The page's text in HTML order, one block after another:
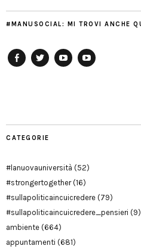
#MANUSOCIAL: MI TROVI ANCHE
CATEGORIE
#lanuovauniversità (52)
#strongertogether(16)
#sullapoliticaincuicredere (79)
#sullapoliticaincuicredere_pensieri (9)
ambiente (664)
appuntamenti (681)